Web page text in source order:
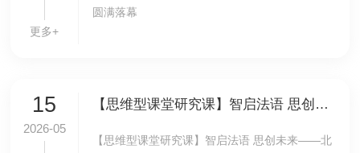
更多+
圆满落幕
15
2026-05
【思维型课堂研究课】智启法语 思创未来——北外附校法语思维型公开课《我的AI虚拟形象》亮相海淀区多语研修工作坊
【思维型课堂研究课】智启法语 思创未来——北